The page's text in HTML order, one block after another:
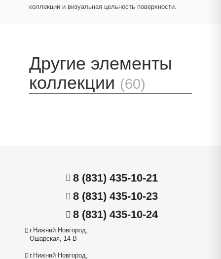
коллекции и визуальная цельность поверхности.
Другие элементы
коллекции (60)
8 (831) 435-10-21
8 (831) 435-10-23
8 (831) 435-10-24
г.Нижний Новгород,
Ошарская, 14 В
г.Нижний Новгород,